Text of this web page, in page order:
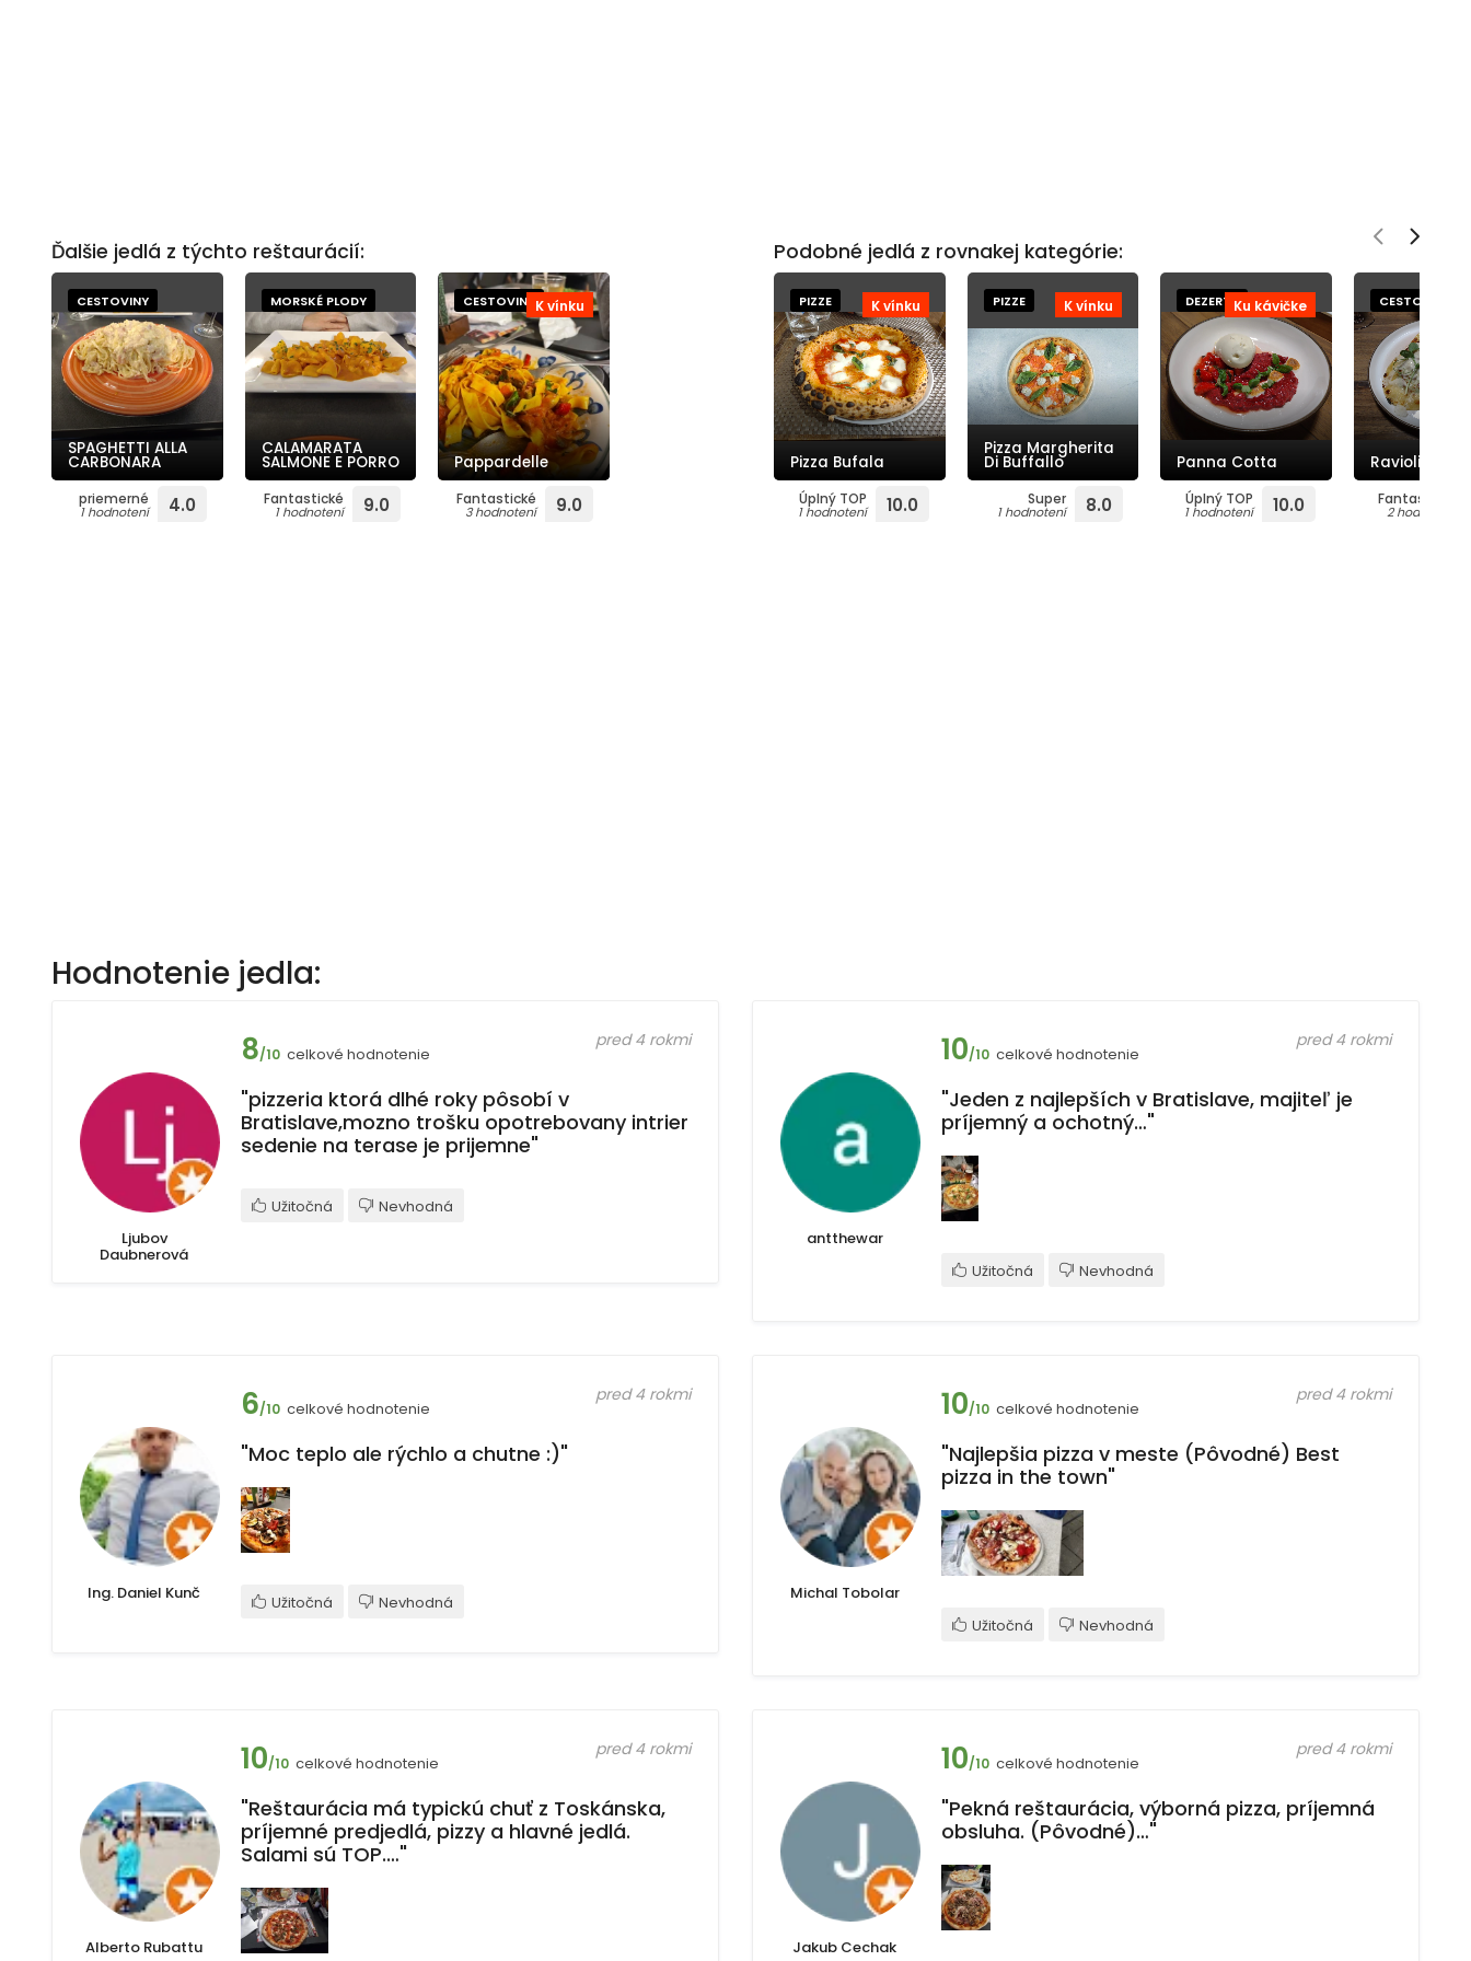
Ďalšie jedlá z týchto reštaurácií:
CESTOVINY
SPAGHETTI ALLA
CARBONARA
priemerné
1 hodnotení 4.0
MORSKÉ PLODY
CALAMARATA
SALMONE E PORRO
Fantastické
1 hodnotení 9.0
K vínku
CESTOVINY
Pappardelle
Fantastické
3 hodnotení 9.0
Podobné jedlá z rovnakej kategórie:
K vínku
PIZZE
Pizza Bufala
Úplný TOP
1 hodnotení 10.0
K vínku
PIZZE
Pizza Margherita
Di Buffallo
Super
1 hodnotení 8.0
Ku kávičke
DEZERTY
Panna Cotta
Úplný TOP
1 hodnotení 10.0
CESTOVINY
Ravioli
Fantastické
2 hodnotení
Hodnotenie jedla:
Ljubov
Daubnerová
8/10 celkové hodnotenie
pred 4 rokmi
"pizzeria ktorá dlhé roky pôsobí v
Bratislave,mozno trošku opotrebovany intrier
sedenie na terase je prijemne"
Užitočná
Nevhodná
antthewar
10/10 celkové hodnotenie
pred 4 rokmi
"Jeden z najlepších v Bratislave, majiteľ je
príjemný a ochotný…"
Užitočná Nevhodná
Ing. Daniel Kunč
6/10 celkové hodnotenie
pred 4 rokmi
"Moc teplo ale rýchlo a chutne :)"
Užitočná Nevhodná Michal Tobolar
10/10 celkové hodnotenie
pred 4 rokmi
"Najlepšia pizza v meste (Pôvodné) Best
pizza in the town"
Užitočná Nevhodná
Alberto Rubattu
10/10 celkové hodnotenie
pred 4 rokmi
"Reštaurácia má typickú chuť z Toskánska,
príjemné predjedlá, pizzy a hlavné jedlá.
Salami sú TOP.…"
Jakub Cechak
10/10 celkové hodnotenie
pred 4 rokmi
"Pekná reštaurácia, výborná pizza, príjemná
obsluha. (Pôvodné)…"